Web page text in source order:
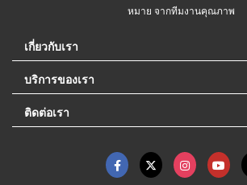
หมาย จากทีมงานคุณภาพ
เกี่ยวกับเรา
บริการของเรา
ติดต่อเรา